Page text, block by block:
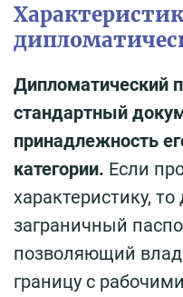
Дипломатический
стандартный
принадлежность
категории. Если
характеристику,
заграничный
позволяющий
границу с